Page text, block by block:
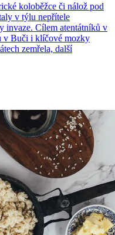
koloběžce či nálož pod
v týlu nepřítele
invaze. Cílem atentátníků v
v Buči i klíčové mozky
zemřela, další